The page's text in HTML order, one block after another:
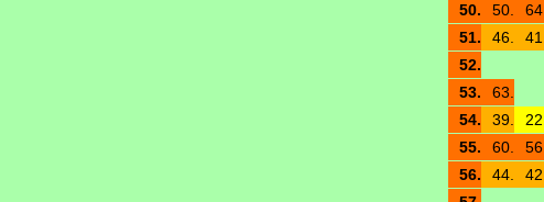
50.
50. 64.
51.
46. 41.
52.
53.
63.
54.
39. 22.
55.
60. 56.
56.
44. 42.